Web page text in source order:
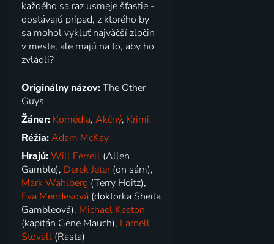
každého sa raz usmeje šťastie -
dostávajú prípad, z ktorého by
sa mohol vykľuť najväčší zločin
v meste, ale majú na to, aby ho
zvládli?
Originálny názov:The Other
Guys
Žáner: Komédia,Akčný, Krimi
Réžia:Adam McKay
Hrajú:Will Ferrell (Allen
Gamble), Derek Jeter(on sám),
Mark Wahlberg (Terry Hoitz),
Eva Mendesová (doktorka Sheila
Gambleová), Michael Keaton
(kapitán Gene Mauch), Larnell
Stovall (Rasta)